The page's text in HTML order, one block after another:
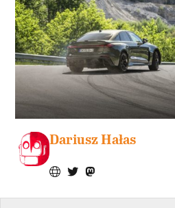
Dariusz Hałas